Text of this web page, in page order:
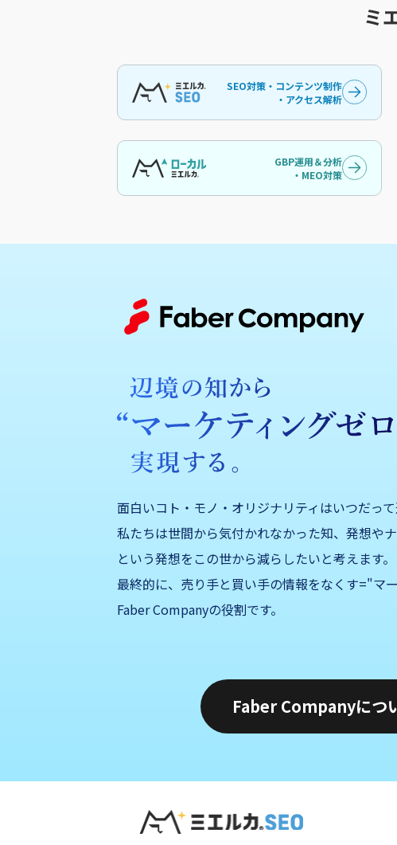
ミ
SEO対策・コンテンツ制作
・アクセス解析
GBP運用＆分析
・MEO対策
面白いコト・モノ・オリジナリティはいつだっ
私たちは世間から気付かれなかった知、発想や
という発想をこの世から減らしたいと考えます。
最終的に、売り手と買い手の情報をなくす="マ
Faber Companyの役割です。
Faber Companyにつ